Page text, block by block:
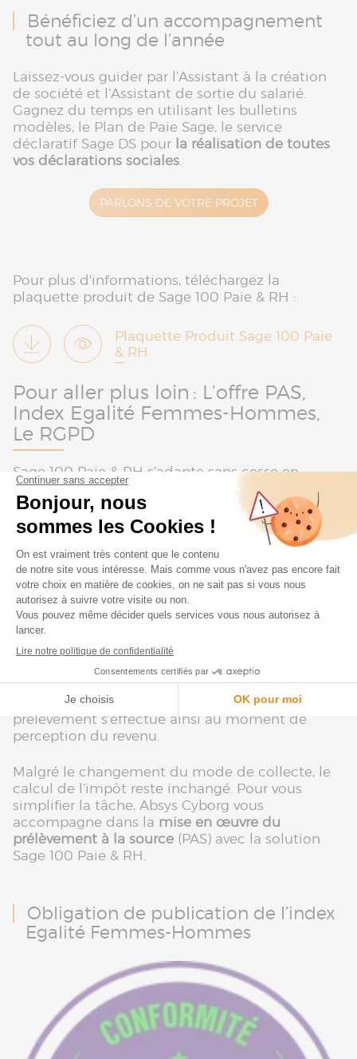
Bénéficiez d’un accompagnement
tout au long de l’année
Laissez-vous guider par l’Assistant à la création
de société et l’Assistant de sortie du salarié.
Gagnez du temps en utilisant les bulletins
modèles, le Plan de Paie Sage, le service
déclaratif Sage DS pour la réalisation de toutes
vos déclarations sociales.
PARLONS DE VOTRE PROJET
Pour plus d'informations, téléchargez la
plaquette produit de Sage 100 Paie & RH :
Plaquette Produit Sage 100 Paie
& RH
Pour aller plus loin : L’offre PAS,
Index Egalité Femmes-Hommes,
Le RGPD
Sage 100 Paie & RH s’adapte sans cesse en
fonctiondes nouvelles obligations légales et
réglementairesen complétant ses
fonctionnalités et ses offres.
Mise en œuvre du prélèvement à la
source dans votre PME
Intégré au processus de paie depuis le 1er janvier
2019,
entreprises en « collecteurs » pour le compte de
l'État. En d’autres termes, les employeurs sont
tenusde prélever l’impôt sur le revenu à la
source des salaires de leurs employés. Ce
prélèvement s’effectue ainsi au moment de
perception du revenu.
Malgré le changement du mode de collecte, le
calcul de l’impôt reste inchangé. Pour vous
simplifier la tâche, Absys Cyborg vous
accompagne dans la mise en œuvre du
prélèvement à la source (PAS) avec la solution
Sage 100 Paie & RH.
Obligation de publication de l’index
Egalité Femmes-Hommes